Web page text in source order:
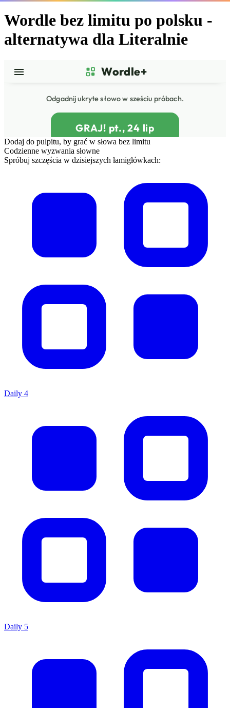
Wordle bez limitu po polsku -
alternatywa dla Literalnie
Dodaj do pulpitu, by grać w słowa bez limitu
Codzienne wyzwania słowne
Spróbuj szczęścia w dzisiejszych łamigłówkach:
Daily 4
Daily 5